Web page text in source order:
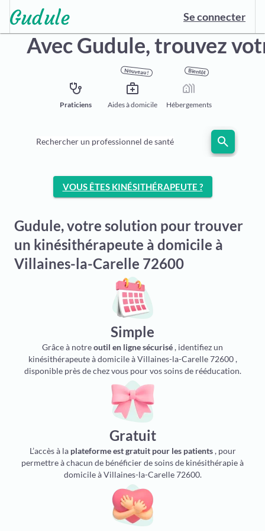
Se connecter
Avec Gudule,trouvez
stethoscope
Praticiens
Nouveau !
medical_services
Aides à domicile
Bientôt
holiday_village
Hébergements
Rechercher un professionnel de santé search
VOUS ÊTES KINÉSITHÉRAPEUTE ?
Gudule, votre solution pour trouver
un kinésithérapeute à domicile à
Villaines-la-Carelle 72600
Simple
Grâce à notreoutil en ligne sécurisé, identifiez un
kinésithérapeute à domicile à Villaines-la-Carelle 72600 ,
disponible près de chez vous pour vos soins de rééducation.
Gratuit
L’accès à la plateforme est gratuit pour les patients, pour
permettre à chacun de bénéficier de soins de kinésithérapie à
domicile à Villaines-la-Carelle 72600.